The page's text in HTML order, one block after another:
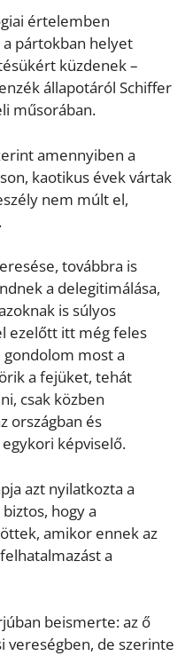
értelemben
pártokban helyet
küzdenek –
állapotáról Schiffer
műsorában.
amennyiben a
kaotikus évek vártak
nem múlt el,
továbbra is
a delegitimálása,
is súlyos
ezelőtt itt még feles
most a
a fejüket, tehát
csak közben
országban és
képviselő.
azt nyilatkozta a
hogy a
amikor ennek az
a
beismerte: az ő
vereségben, de szerinte